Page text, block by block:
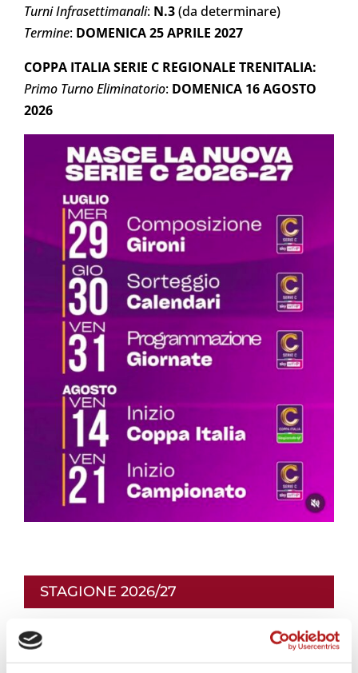
Turni Infrasettimanali: N.3(da determinare)
Termine: DOMENICA 25 APRILE 2027
COPPA ITALIA SERIE C REGIONALE TRENITALIA:
Primo Turno Eliminatorio: DOMENICA 16 AGOSTO
2026
STAGIONE 2026/27